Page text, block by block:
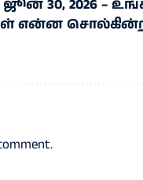
30, 2026 –
என்ன